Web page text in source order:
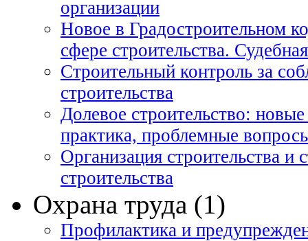
организации
Новое в Градостроительном
сфере строительства.
Строительный контроль за
строительства
Долевое строительство:
практика, проблемные
Организация строительства и
строительства
Охрана труда (1)
Профилактика и